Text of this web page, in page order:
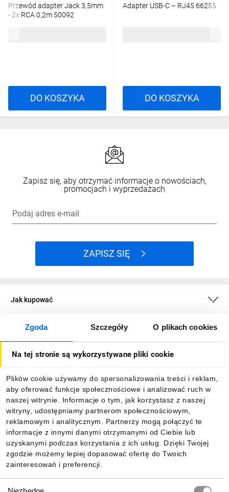
Zgoda Szczegóły O plikach cookies
Na tej stronie są wykorzystywane pliki cookie
Plików cookie używamy do spersonalizowania treści i reklam,
aby oferować funkcje społecznościowe i analizować ruch w
naszej witrynie. Informacje o tym, jak korzystasz z naszej
witryny, udostępniamy partnerom społecznościowym,
reklamowym i analitycznym. Partnerzy mogą połączyć te
informacje z innymi danymi otrzymanymi od Ciebie lub
uzyskanymi podczas korzystania z ich usług. Dzięki Twojej
zgodzie możemy lepiej dopasować ofertę do Twoich
zainteresowań i preferencji.
Przewód adapter Jack 3,5mm
- 2x RCA 0,2m 50092
DO KOSZYKA
Adapter USB-C – RJ45 66255
DO KOSZYKA
Zapisz się, aby otrzymać informacje o nowościach,
promocjach i wyprzedażach
Podaj adres e-mail
ZAPISZ SIĘ
Jak kupować
O firmie
Informacje
Pobierz naszą aplikację mobilną: